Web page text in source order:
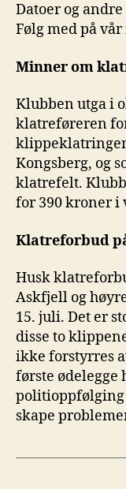
Datoer og
Følg med på
Minner om
Klubben utga i
klatreføreren
Kongsberg, og
klatrefelt.
for 390 kroner i
Klatreforbud
Husk
Askfjell og
15. juli. Det er
disse to
ikke forstyrres
første
politioppfølging
skape